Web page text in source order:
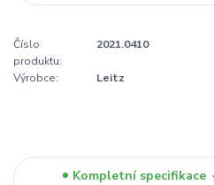
Číslo
produktu:
2021.0410
Výrobce: Leitz
Kompletní specifikace